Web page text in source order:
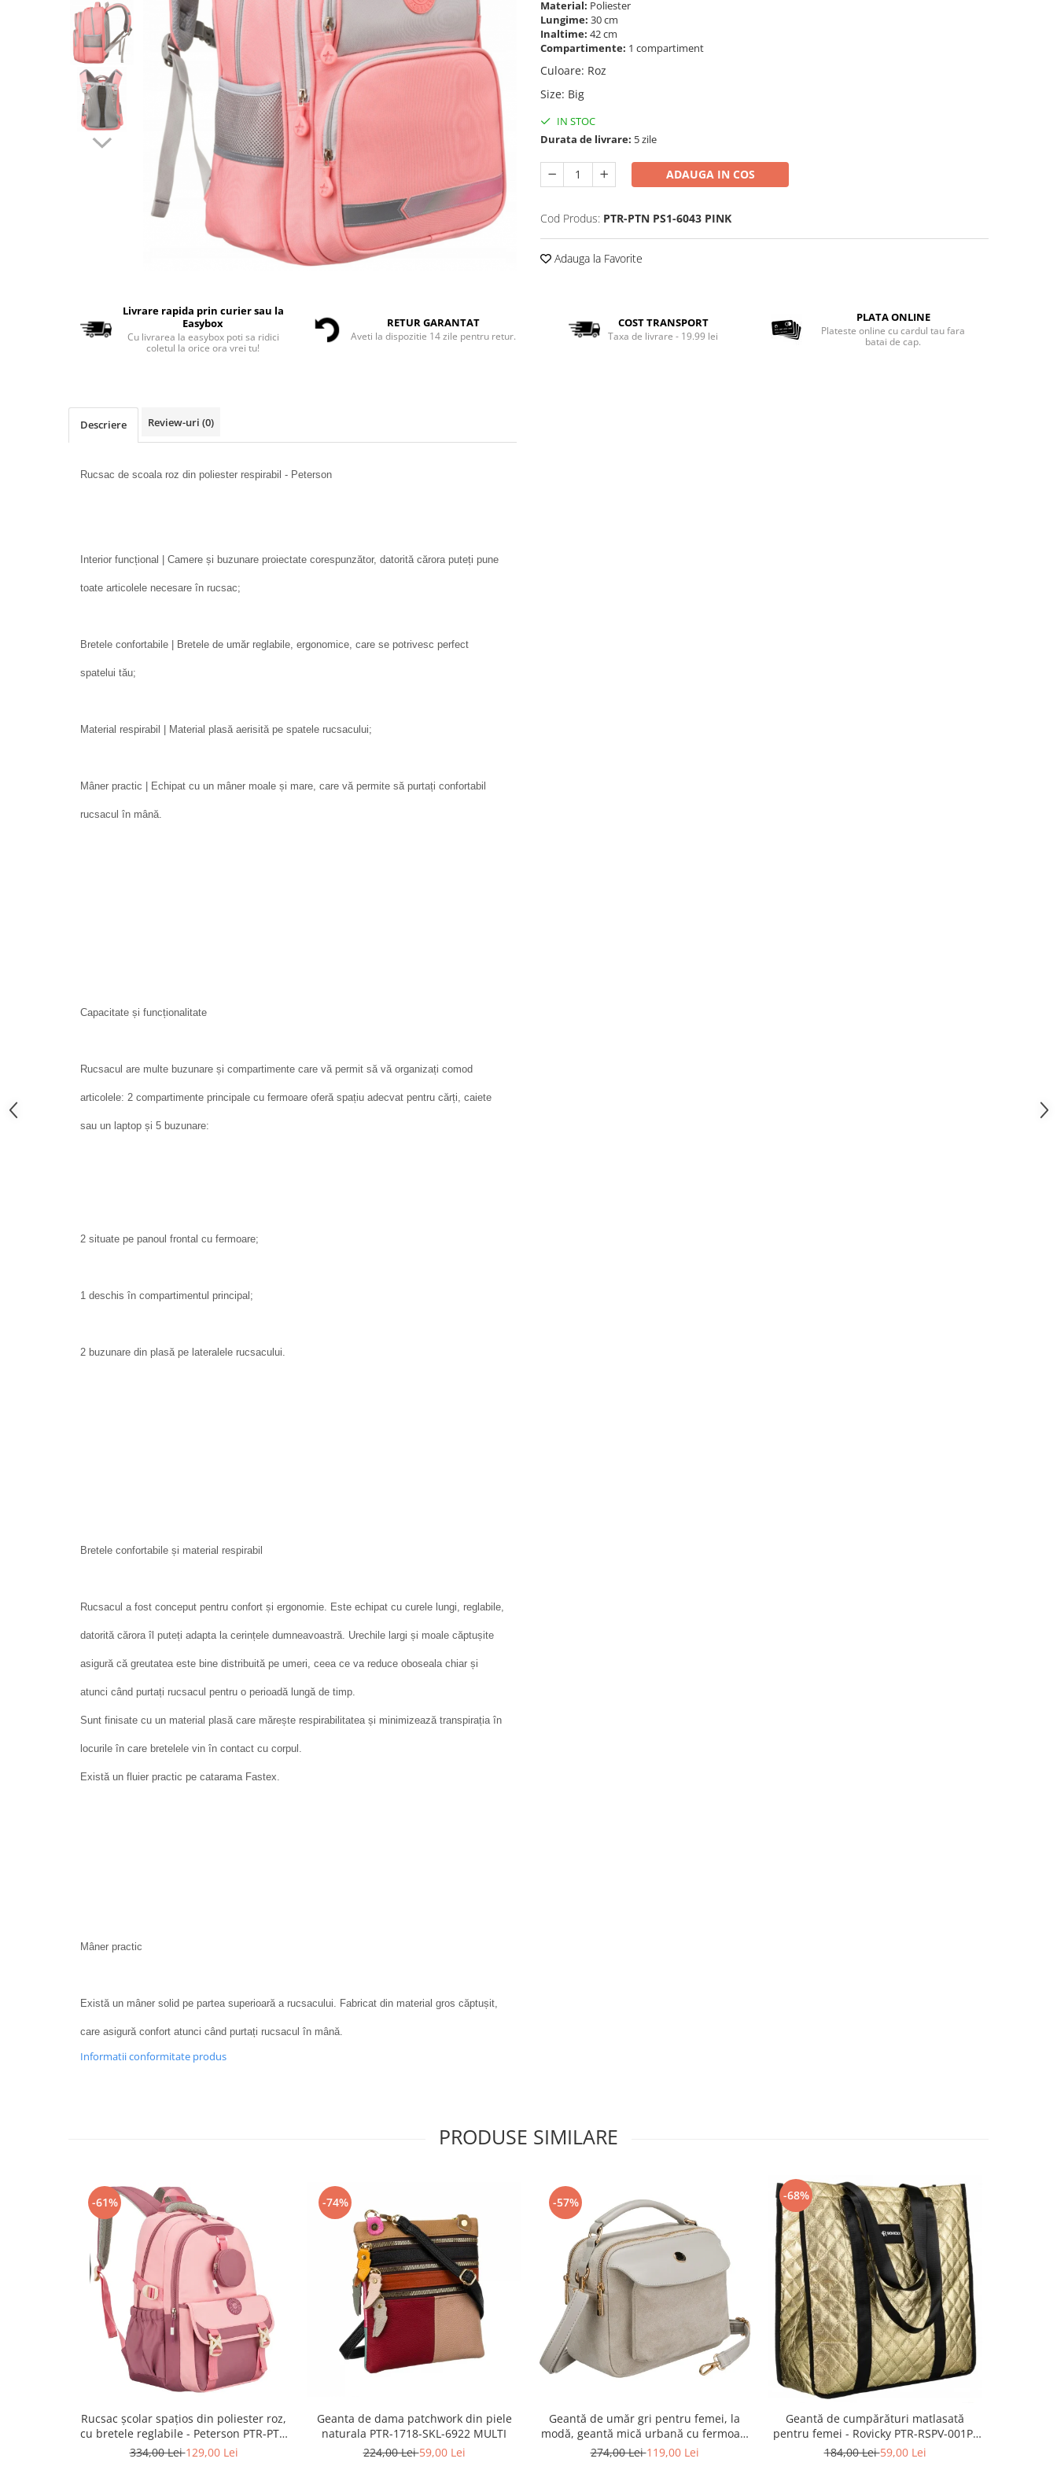
Material: Poliester
Lungime: 30 cm
Inaltime: 42 cm
Compartimente: 1 compartiment
Culoare: Roz
Size: Big
IN STOC
Durata de livrare: 5 zile
ADAUGA IN COS
Cod Produs: PTR-PTN PS1-6043 PINK
Adauga la Favorite
Livrare rapida prin curier sau la
Easybox
Cu livrarea la easybox poti sa ridici
coletul la orice ora vrei tu!
RETUR GARANTAT
Aveti la dispozitie 14 zile pentru retur.
COST TRANSPORT
Taxa de livrare - 19.99 lei
PLATA ONLINE
Plateste online cu cardul tau fara
batai de cap.
Descriere Review-uri (0)
Rucsac de scoala roz din poliester respirabil - Peterson
Interior funcțional | Camere și buzunare proiectate corespunzător, datorită cărora puteți pune
toate articolele necesare în rucsac;
Bretele confortabile | Bretele de umăr reglabile, ergonomice, care se potrivesc perfect
spatelui tău;
Material respirabil | Material plasă aerisită pe spatele rucsacului;
Mâner practic | Echipat cu un mâner moale și mare, care vă permite să purtați confortabil
rucsacul în mână.
Capacitate și funcționalitate
Rucsacul are multe buzunare și compartimente care vă permit să vă organizați comod
articolele: 2 compartimente principale cu fermoare oferă spațiu adecvat pentru cărți, caiete
sau un laptop și 5 buzunare:
2 situate pe panoul frontal cu fermoare;
1 deschis în compartimentul principal;
2 buzunare din plasă pe lateralele rucsacului.
Bretele confortabile și material respirabil
Rucsacul a fost conceput pentru confort și ergonomie. Este echipat cu curele lungi, reglabile,
datorită cărora îl puteți adapta la cerințele dumneavoastră. Urechile largi și moale căptușite
asigură că greutatea este bine distribuită pe umeri, ceea ce va reduce oboseala chiar și
atunci când purtați rucsacul pentru o perioadă lungă de timp.
Sunt finisate cu un material plasă care mărește respirabilitatea și minimizează transpirația în
locurile în care bretelele vin în contact cu corpul.
Există un fluier practic pe catarama Fastex.
Mâner practic
Există un mâner solid pe partea superioară a rucsacului. Fabricat din material gros căptușit,
care asigură confort atunci când purtați rucsacul în mână.
Informatii conformitate produs
PRODUSE SIMILARE
-61%
Rucsac școlar spațios din poliester roz,
cu bretele reglabile - Peterson PTR-PTN
8610-1327 PINK
334,00 Lei129,00 Lei
-74%
Geanta de dama patchwork din piele
naturala PTR-1718-SKL-6922 MULTI
224,00 Lei59,00 Lei
-57%
Geantă de umăr gri pentru femei, la
modă, geantă mică urbană cu fermoar,
piele ecologică - Peterson PTR-PTN
274,00 Lei119,00 Lei
-68%
Geantă de cumpărături matlasată
pentru femei - Rovicky PTR-RSPV-001P-
5277 GOLD
184,00 Lei59,00 Lei